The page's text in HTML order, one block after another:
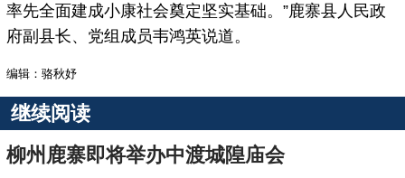
率先全面建成小康社会奠定坚实基础。”鹿寨县人民政
府副县长、党组成员韦鸿英说道。
编辑：骆秋妤
继续阅读
柳州鹿寨即将举办中渡城隍庙会